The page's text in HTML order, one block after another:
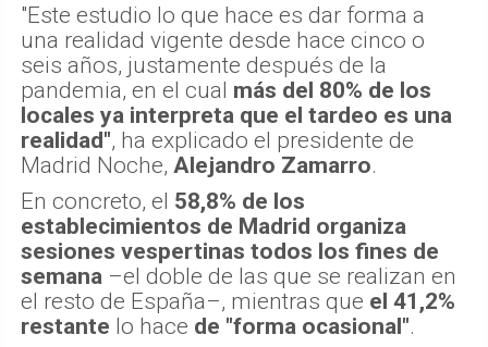
"Este estudio lo que hace es dar forma a
una realidad vigente desde hace cinco o
seis años, justamente después de la
pandemia, en el cual más del 80% de los
locales ya interpreta que el tardeo es una
realidad", ha explicado el presidente de
Madrid Noche, Alejandro Zamarro.
En concreto, el 58,8% de los
establecimientos de Madrid organiza
sesiones vespertinas todos los fines de
semana –el doble de las que se realizan en
el resto de España–, mientras que el 41,2%
restante lo hace de "forma ocasional".